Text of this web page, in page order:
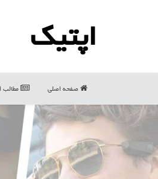
اپتیك
صفحه اصلی مطالب